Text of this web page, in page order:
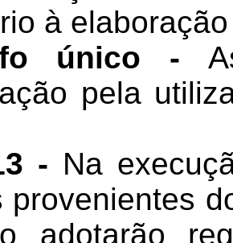
à
único -
pela
- Na
provenientes
adotarão